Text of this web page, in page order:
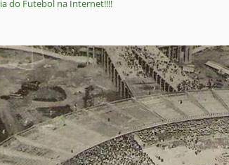
do Futebol na Internet!!!!